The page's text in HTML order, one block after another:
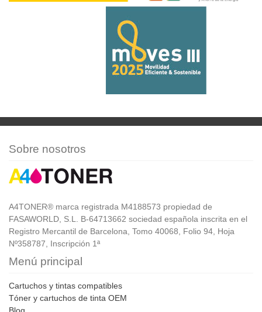
Sobre nosotros
A4TONER® marca registrada M4188573 propiedad de
FASAWORLD, S.L. B-64713662 sociedad española inscrita en el
Registro Mercantil de Barcelona, Tomo 40068, Folio 94, Hoja
Nº358787, Inscripción 1ª
Menú principal
Cartuchos y tintas compatibles
Tóner y cartuchos de tinta OEM